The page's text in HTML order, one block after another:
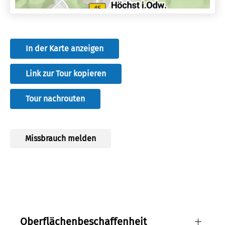
Breuberg. Bei dieser Strecke sind fast keine
Jäger, Wanderer und Spaziergänger ausgesucht und
angelegt.
30 km, 755 Höhenmeter
In der Karte anzeigen
Link zur Tour kopieren
Tour nachrouten
Missbrauch melden
Burg Breuberg
Oberflächenbeschaffenheit